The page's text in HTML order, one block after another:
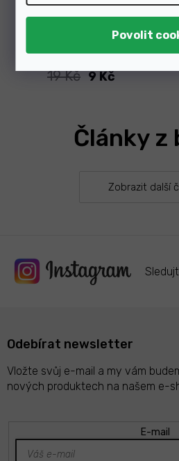
19 Kč 9 Kč
Články z
Zobrazit další
Odebírat newsletter
Vložte svůj e-mail a my vám
nových produktech na našem e-
E-mail